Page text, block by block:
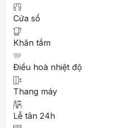
Cửa sổ
Khăn tắm
Điều hoà nhiệt độ
Thang máy
Lễ tân 24h